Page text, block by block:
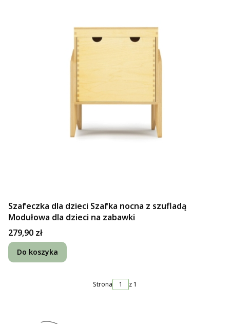
Szafeczka dla dzieci Szafka nocna z szufladą
Modułowa dla dzieci na zabawki
Cena
279,90 zł
Do koszyka
Strona z 1